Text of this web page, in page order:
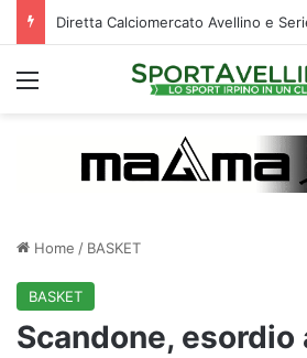
Menu
Home / BASKET
BASKET
Scandone, esordio